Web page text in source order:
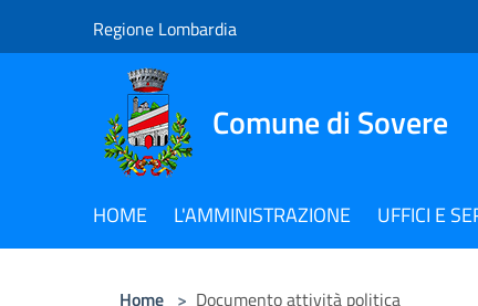
Regione Lombardia
Comune di Sovere
HOME L'AMMINISTRAZIONE UFFICI E
Home > Documento attività politica